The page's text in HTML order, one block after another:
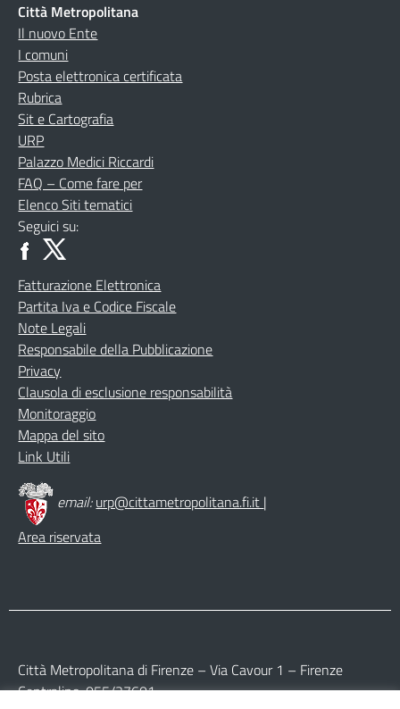
Città Metropolitana
Il nuovo Ente
I comuni
Posta elettronica certificata
Rubrica
Sit e Cartografia
URP
Palazzo Medici Riccardi
FAQ – Come fare per
Elenco Siti tematici
Seguici su:
Fatturazione Elettronica
Partita Iva e Codice Fiscale
Note Legali
Responsabile della Pubblicazione
Privacy
Clausola di esclusione responsabilità
Monitoraggio
Mappa del sito
Link Utili
email:urp@cittametropolitana.fi.it |
Area riservata
Città Metropolitana di Firenze – Via Cavour 1 – Firenze
Centralino: 055/27601